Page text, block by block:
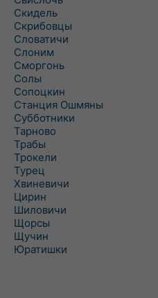
Скидель
Скрибовцы
Словатичи
Слоним
Сморгонь
Солы
Сопоцкин
Станция Ошмяны
Субботники
Тарново
Трабы
Трокели
Турец
Хвиневичи
Цирин
Шиловичи
Щорсы
Щучин
Юратишки